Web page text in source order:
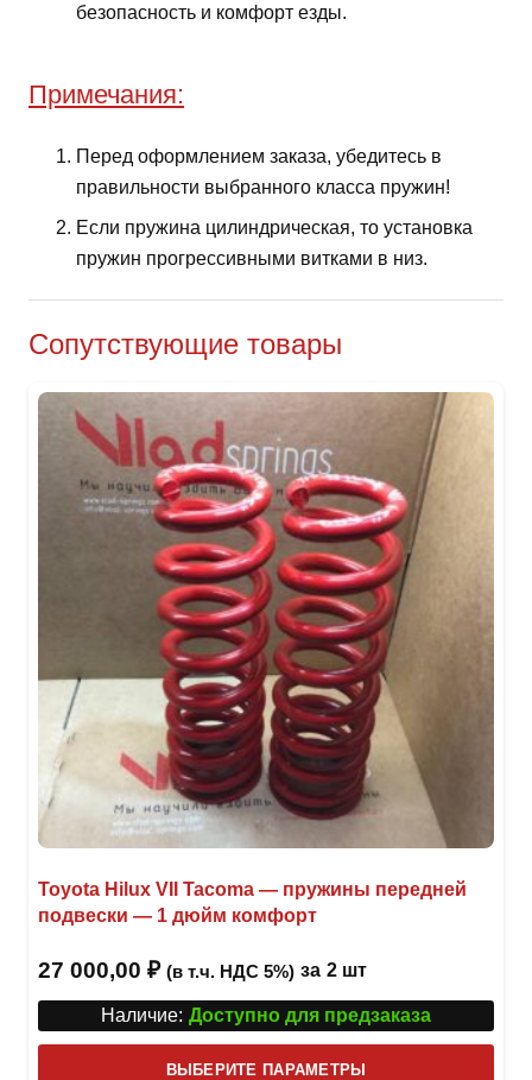
безопасность и комфорт езды.
Примечания:
Перед оформлением заказа, убедитесь в
правильности выбранного класса пружин!
Если пружина цилиндрическая, то установка
пружин прогрессивными витками в низ.
Сопутствующие товары
Toyota Hilux VII Tacoma — пружины передней
подвески — 1 дюйм комфорт
27 000,00 ₽ (в т.ч. НДС 5%) за 2 шт
Наличие: Доступно для предзаказа
ВЫБЕРИТЕ ПАРАМЕТРЫ